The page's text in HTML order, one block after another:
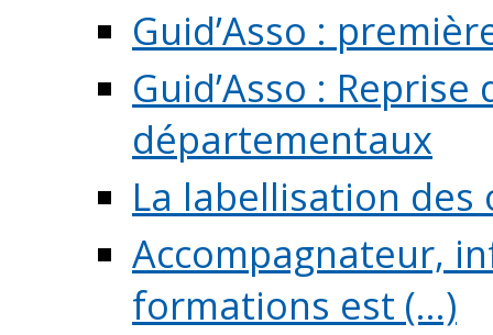
Guid’Asso :
Guid’Asso :
départementaux
La labellisation
Accompagnateur,
formations est (...)